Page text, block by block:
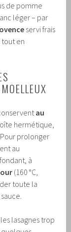
de pomme
léger – par
servi frais
en
au
hermétique,
prolonger
au
à
(160 °C,
toute la
lasagnes trop